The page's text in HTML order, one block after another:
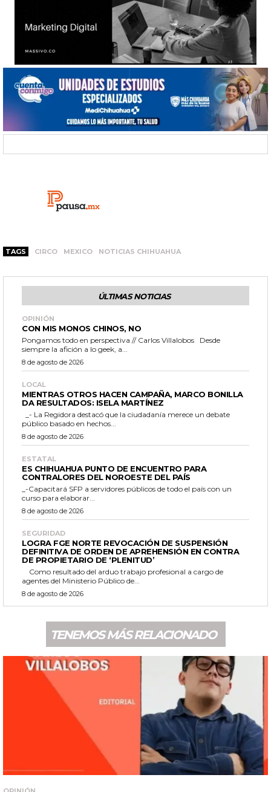
TAGS CIRCO MEXICO NOTICIAS CHIHUAHUA
ÚLTIMAS NOTICIAS
OPINIÓN
CON MIS MONOS CHINOS, NO
Pongamos todo en perspectiva // Carlos Villalobos Desde
siempre la afición a lo geek, a...
8 de agosto de 2026
LOCAL
MIENTRAS OTROS HACEN CAMPAÑA, MARCO BONILLA
DA RESULTADOS: ISELA MARTÍNEZ
público basado en hechos...
8 de agosto de 2026
ESTATAL
ES CHIHUAHUA PUNTO DE ENCUENTRO PARA
CONTRALORES DEL NOROESTE DEL PAÍS
_-Capacitará SFP a servidores públicos de todo el país con un
curso para elaborar...
8 de agosto de 2026
SEGURIDAD
LOGRA FGE NORTE REVOCACIÓN DE SUSPENSIÓN
DEFINITIVA DE ORDEN DE APREHENSIÓN EN CONTRA
DE PROPIETARIO DE ‘PLENITUD’
agentes del Ministerio Público de...
8 de agosto de 2026
TENEMOS MÁS RELACIONADO